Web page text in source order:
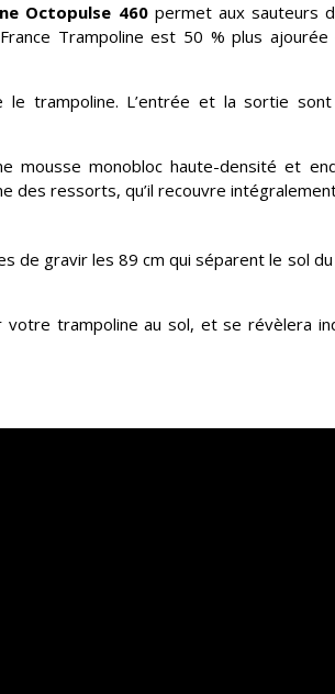
Octopulse 460permet aux sauteurs
Trampoline est 50 % plus
trampoline. L’entrée et la sortie
mousse monobloc haute-densité et
des ressorts, qu’il recouvre
de gravir les 89 cm qui séparent le sol
trampoline au sol, et se révèlera